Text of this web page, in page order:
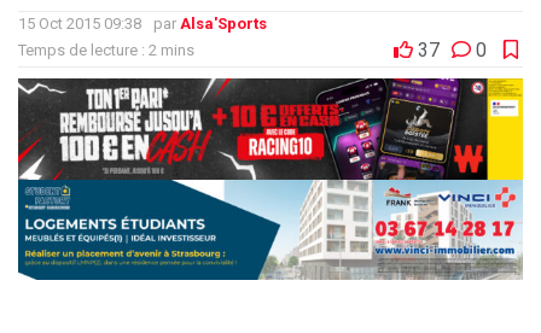
15 Oct 2015 09:38 par Alsa'Sports
Temps de lecture : 2 mins
37 0